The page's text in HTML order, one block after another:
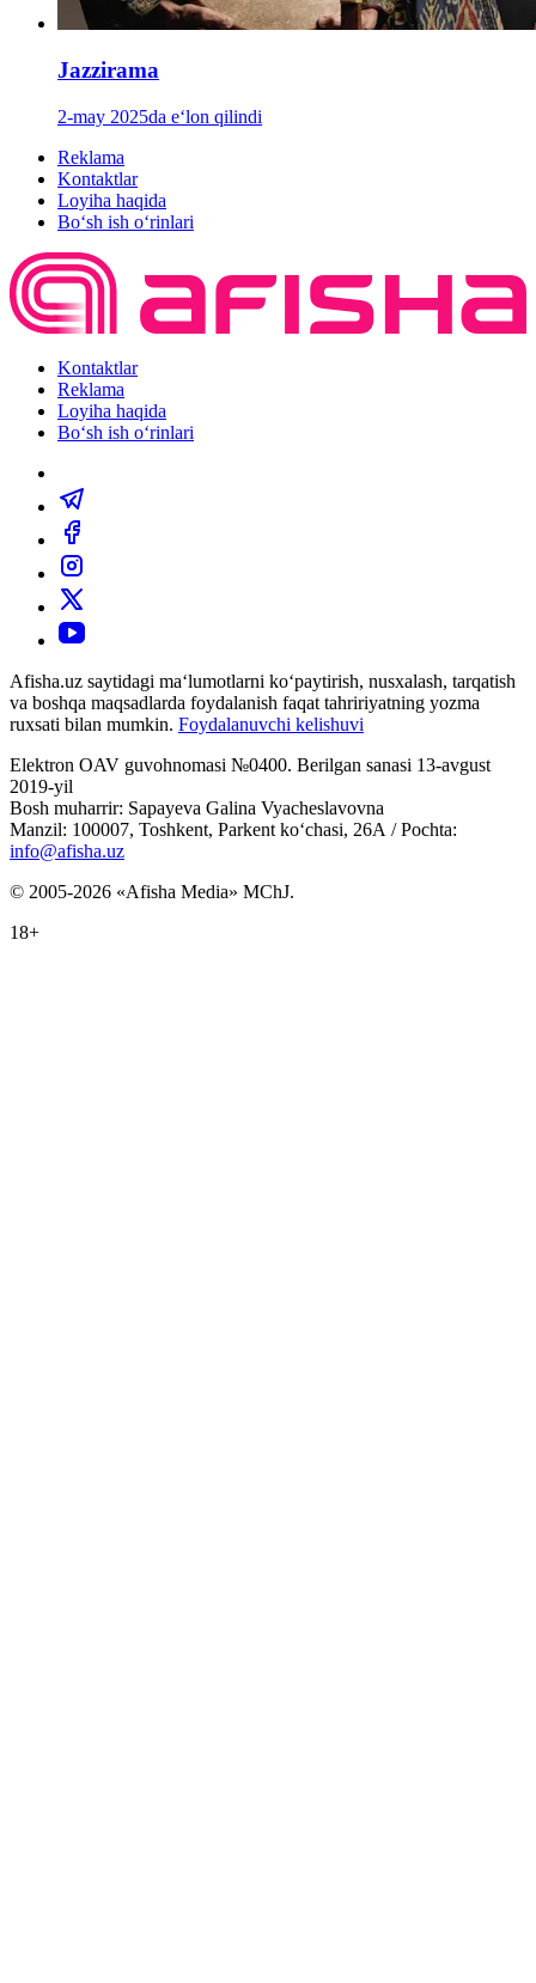
Jazzirama
2-may 2025da e‘lon qilindi
Reklama
Kontaktlar
Loyiha haqida
Bo‘sh ish o‘rinlari
Kontaktlar
Reklama
Loyiha haqida
Bo‘sh ish o‘rinlari
Afisha.uz saytidagi ma‘lumotlarni ko‘paytirish, nusxalash, tarqatish
va boshqa maqsadlarda foydalanish faqat tahririyatning yozma
ruxsati bilan mumkin. Foydalanuvchi kelishuvi
Elektron OAV guvohnomasi №0400. Berilgan sanasi 13-avgust
2019-yil
Bosh muharrir: Sapayeva Galina Vyacheslavovna
Manzil: 100007, Toshkent, Parkent ko‘chasi, 26А / Pochta:
info@afisha.uz
© 2005-2026 «Afisha Media» MChJ.
18+